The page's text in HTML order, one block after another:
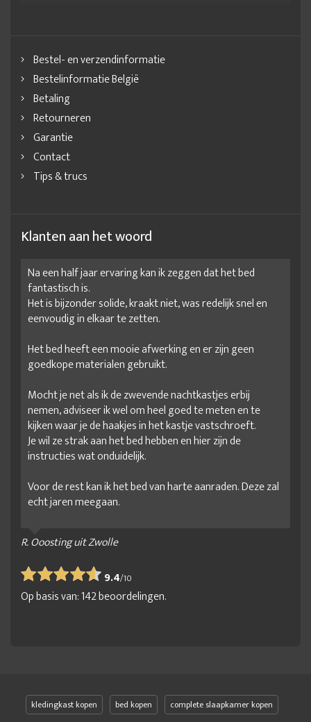
Bestel- en verzendinformatie
Bestelinformatie België
Betaling
Retourneren
Garantie
Contact
Tips & trucs
Klanten aan het woord
Na een half jaar ervaring kan ik zeggen dat het bed
fantastisch is.
Het is bijzonder solide, kraakt niet, was redelijk snel en
eenvoudig in elkaar te zetten.
Het bed heeft een mooie afwerking en er zijn geen
goedkope materialen gebruikt.
Mocht je net als ik de zwevende nachtkastjes erbij
nemen, adviseer ik wel om heel goed te meten en te
kijken waar je de haakjes in het kastje vastschroeft.
Je wil ze strak aan het bed hebben en hier zijn de
instructies wat onduidelijk.
Voor de rest kan ik het bed van harte aanraden. Deze zal
echt jaren meegaan.
R. Ooosting uit Zwolle
9.4/10
Op basis van:142beoordelingen.
kledingkast kopen bed kopen complete slaapkamer kopen